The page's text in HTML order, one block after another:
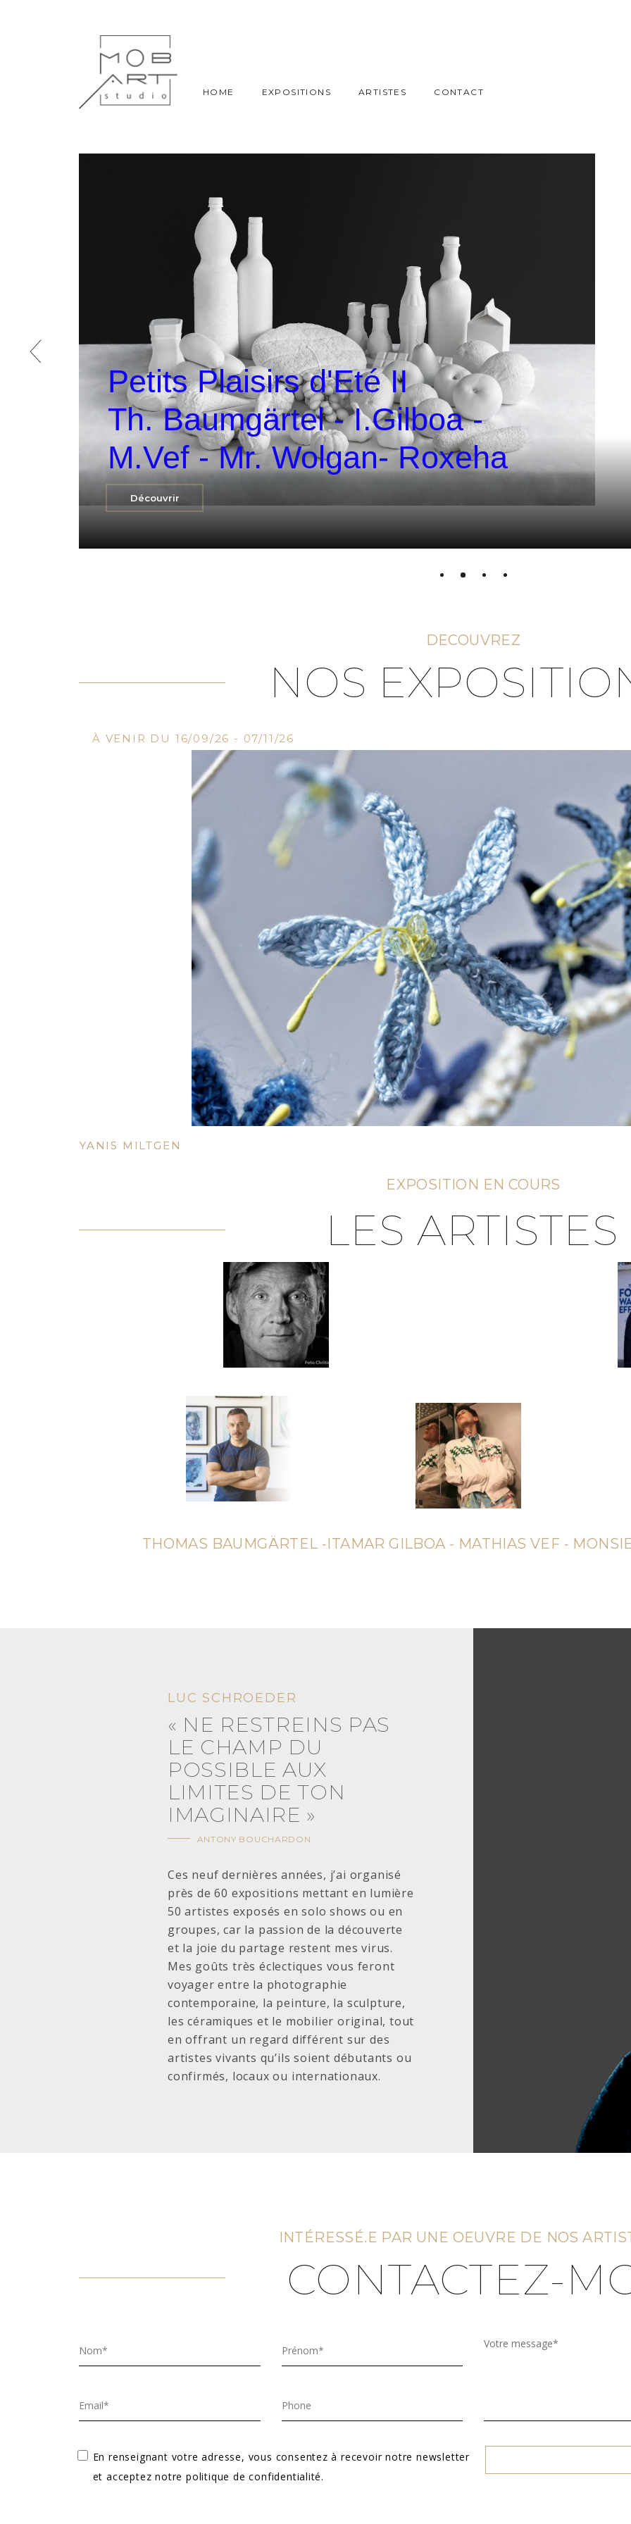
HOME EXPOSITIONS ARTISTES CONTACT
Petits Plaisirs d'Eté II
Th. Baumgärtel - I.Gilboa -
M.Vef - Mr. Wolgan- Roxeha
Découvrir
DECOUVREZ
NOS
À VENIR DU 16/09/26 - 07/11/26
YANIS MILTGEN
EXPOSITION EN COURS
LES ARTISTES
THOMAS BAUMGÄRTEL -ITAMAR GILBOA - MATHIAS VEF -
LUC SCHROEDER
« NE RESTREINS PAS
LE CHAMP DU
POSSIBLE AUX
LIMITES DE TON
IMAGINAIRE »
ANTONY BOUCHARDON
Ces neuf dernières années, j’ai organisé
près de 60 expositions mettant en lumière
50 artistes exposés en solo shows ou en
groupes, car la passion de la découverte
et la joie du partage restent mes virus.
Mes goûts très éclectiques vous feront
voyager entre la photographie
contemporaine, la peinture, la sculpture,
les céramiques et le mobilier original, tout
en offrant un regard différent sur des
artistes vivants qu’ils soient débutants ou
confirmés, locaux ou internationaux.
INTÉRESSÉ.E PAR UNE OEUVRE DE NOS
CONTACTEZ-
En renseignant votre adresse, vous consentez à recevoir notre newsletter
et acceptez notre politique de confidentialité.
Alternative: